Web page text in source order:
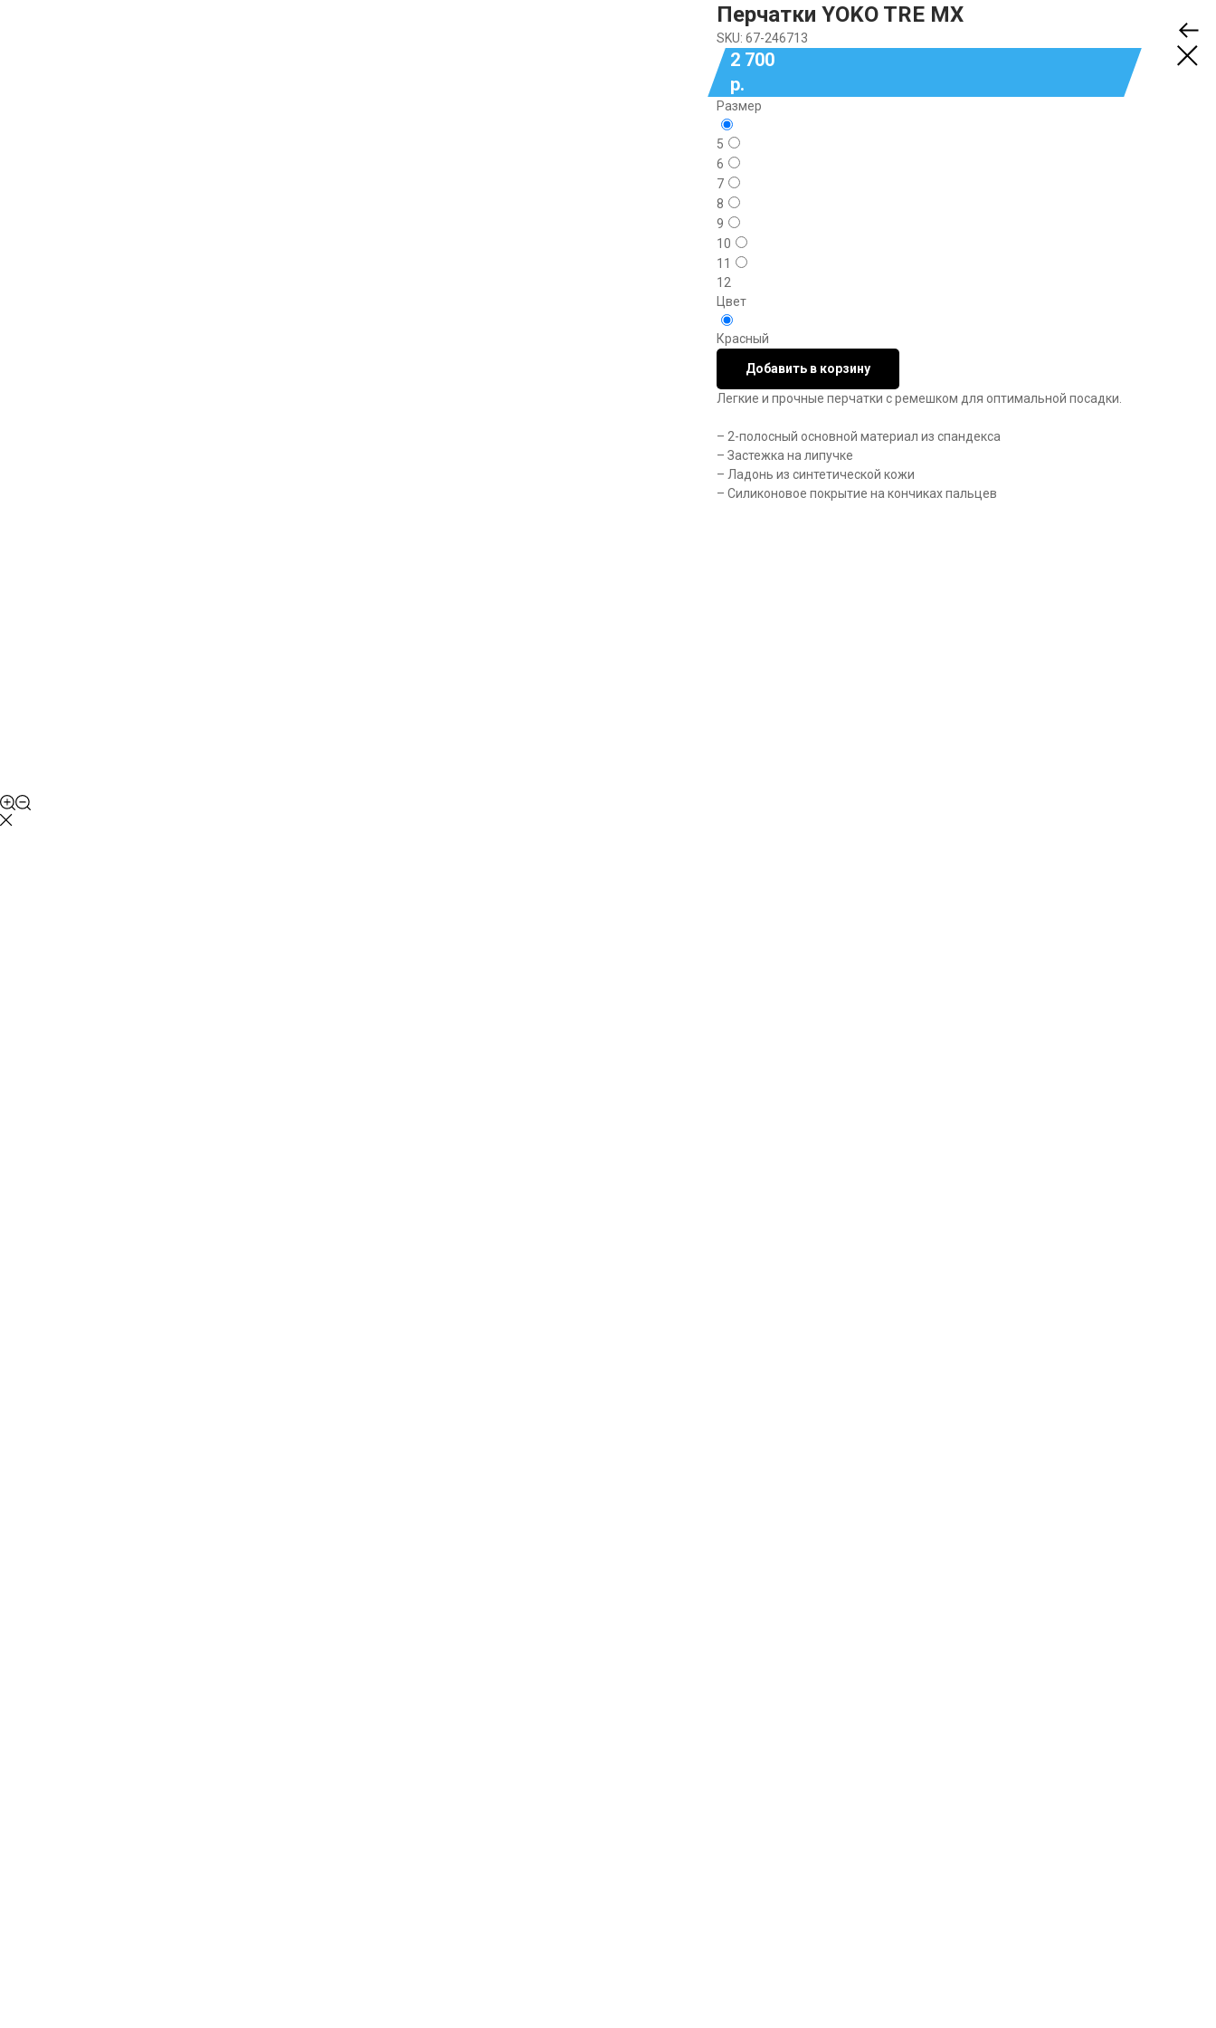
Перчатки YOKO TRE MX
SKU: 67-246713
2 700
р.
Размер
5
6
7
8
9
10
11
12
Цвет
Красный
Добавить в корзину
Легкие и прочные перчатки c ремешком для оптимальной посадки.
– 2-полосный основной материал из спандекса
– Застежка на липучке
– Ладонь из синтетической кожи
– Силиконовое покрытие на кончиках пальцев